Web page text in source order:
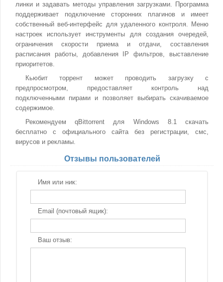
линки и задавать методы управления загрузками. Программа
поддерживает подключение сторонних плагинов и имеет
собственный веб-интерфейс для удаленного контроля. Меню
настроек использует инструменты для создания очередей,
ограничения скорости приема и отдачи, составления
расписания работы, добавления IP фильтров, выставление
приоритетов.
Кьюбит торрент может проводить загрузку с
предпросмотром, предоставляет контроль над
подключенными пирами и позволяет выбирать скачиваемое
содержимое.
Рекомендуем qBittorrent для Windows 8.1 скачать
бесплатно с официального сайта без регистрации, смс,
вирусов и рекламы.
Отзывы пользователей
Имя или ник:
Email (почтовый ящик):
Ваш отзыв: